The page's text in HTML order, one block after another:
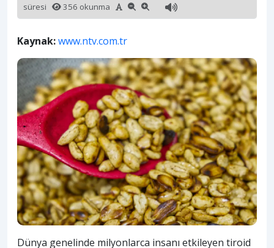
süresi
356 okunma
Kaynak:www.ntv.com.tr
Dünya genelinde milyonlarca insanı etkileyen tiroid